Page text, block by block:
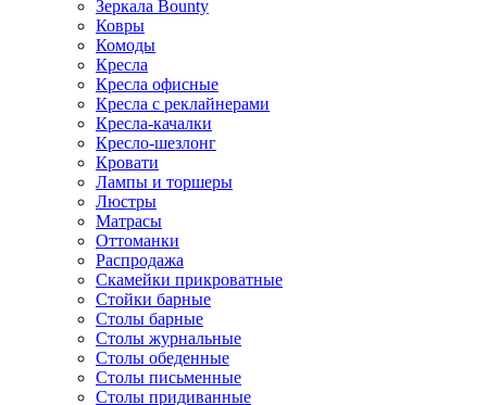
Зеркала Bounty
Ковры
Комоды
Кресла
Кресла офисные
Кресла с реклайнерами
Кресла-качалки
Кресло-шезлонг
Кровати
Лампы и торшеры
Люстры
Матрасы
Оттоманки
Распродажа
Скамейки прикроватные
Стойки барные
Столы барные
Столы журнальные
Столы обеденные
Столы письменные
Столы придиванные